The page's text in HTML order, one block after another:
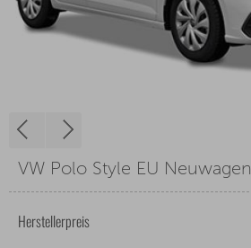
VW Polo Style EU Neuwagen
Herstellerpreis